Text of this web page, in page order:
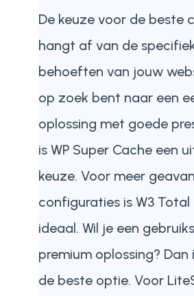
De keuze voor de beste
hangt af van de
behoeften van jouw
op zoek bent naar een
oplossing met goede
is WP Super Cache een
keuze. Voor meer
configuraties is W3 Total
ideaal. Wil je een
premium oplossing? Dan
de beste optie. Voor